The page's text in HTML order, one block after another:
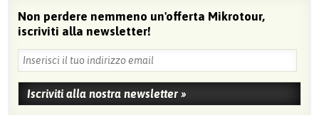
Non perdere nemmeno un'offerta Mikrotour,
iscriviti alla newsletter!